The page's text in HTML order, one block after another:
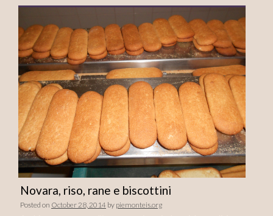
Novara, riso, rane e biscottini
Posted on October 28, 2014 by piemonteis.org